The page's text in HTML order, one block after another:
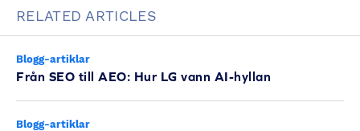
RELATED ARTICLES
Blogg-artiklar
Från SEO till AEO: Hur LG vann AI-hyllan
Blogg-artiklar